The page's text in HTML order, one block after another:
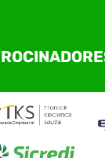
por meio do
do
reunindo
para uma
estratégico
iniciativas